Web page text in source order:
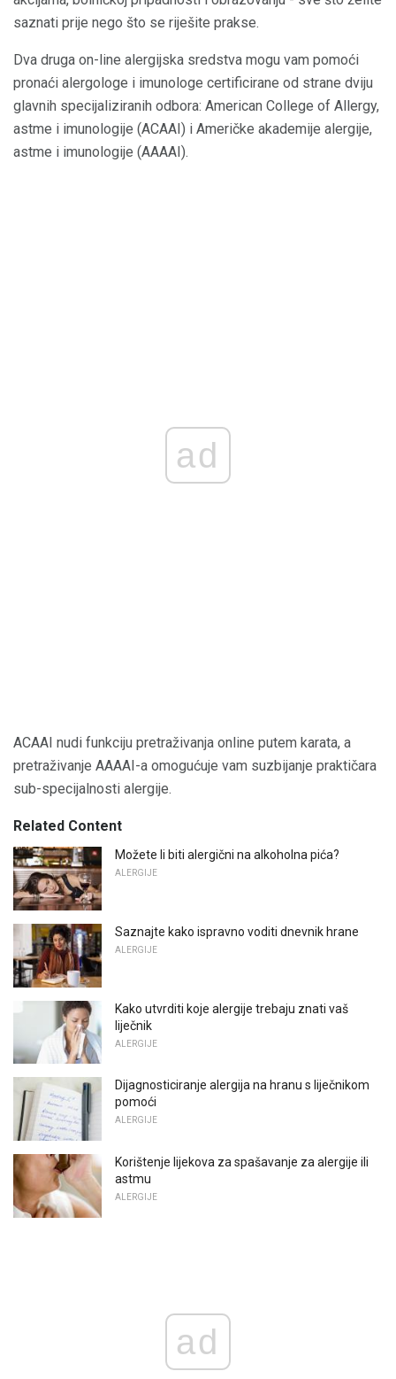
saznati prije nego što se riješite prakse.
Dva druga on-line alergijska sredstva mogu vam pomoći
pronaći alergologe i imunologe certificirane od strane dviju
glavnih specijaliziranih odbora: American College of Allergy,
astme i imunologije (ACAAI) i Američke akademije alergije,
astme i imunologije (AAAAI).
ad
ACAAI nudi funkciju pretraživanja online putem karata, a
pretraživanje AAAAI-a omogućuje vam suzbijanje praktičara
sub-specijalnosti alergije.
Related Content
Možete li biti alergični na alkoholna pića?
ALERGIJE
Saznajte kako ispravno voditi dnevnik hrane
ALERGIJE
Kako utvrditi koje alergije trebaju znati vaš
liječnik
ALERGIJE
Dijagnosticiranje alergija na hranu s liječnikom
pomoći
ALERGIJE
Korištenje lijekova za spašavanje za alergije ili
astmu
ALERGIJE
ad